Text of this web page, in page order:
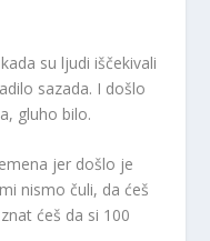
su ljudi iščekivali
sazada. I došlo
gluho bilo.
jer došlo je
nismo čuli, da ćeš
ćeš da si 100